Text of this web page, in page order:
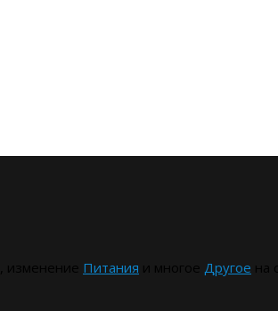
Питания Другое